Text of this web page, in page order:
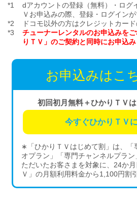
dアカウントの登録（無料）・ログ
Ｖお申込みの際、登録・ログインが
ドコモ以外の方はクレジットカード
チューナーレンタルのお申込みを
りＴＶ」のご契約と同時にお申込み
お申込みはこ
初回初月無料＋ひかりＴＶ
今すぐひかりＴＶ
∗「ひかりＴＶはじめて割」は、「
オプラン」「専門チャンネルプラ
ただいたお客さまを対象に、24か
Ｖ」の月額利用料金から1,100円割